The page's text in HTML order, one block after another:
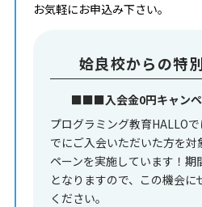
お気軽にお申込み下さい。
姶良校からの特
■■■入会金0円キャン
プログラミング教育HALLO
でにご入会いただいた方を
ペーンを実施しています！期
となりますので、この機会
ください。